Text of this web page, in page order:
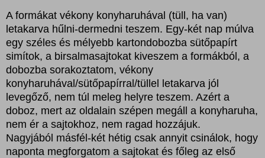
A formákat vékony konyharuhával (tüll, ha van)
letakarva hűlni-dermedni teszem. Egy-két nap múlva
egy széles és mélyebb kartondobozba sütőpapírt
simítok, a birsalmasajtokat kiveszem a formákból, a
dobozba sorakoztatom, vékony
konyharuhával/sütőpapírral/tüllel letakarva jól
levegőző, nem túl meleg helyre teszem. Azért a
doboz, mert az oldalain szépen megáll a konyharuha,
nem ér a sajtokhoz, nem ragad hozzájuk.
Nagyjából másfél-két hétig csak annyit csinálok, hogy
naponta megforgatom a sajtokat és főleg az első